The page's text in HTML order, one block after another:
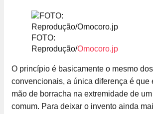
FOTO:
Reprodução/Omocoro.jp
O princípio é basicamente o mesmo
convencionais, a única diferença é que
mão de borracha na extremidade de
comum. Para deixar o invento ainda